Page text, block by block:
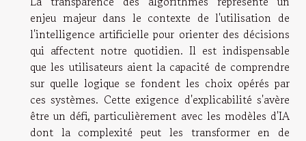
enjeu majeur dans le contexte de l'utilisation de
l'intelligence artificielle pour orienter des décisions
qui affectent notre quotidien. Il est indispensable
que les utilisateurs aient la capacité de comprendre
sur quelle logique se fondent les choix opérés par
ces systèmes. Cette exigence d'explicabilité s'avère
être un défi, particulièrement avec les modèles d'IA
dont la complexité peut les transformer en de